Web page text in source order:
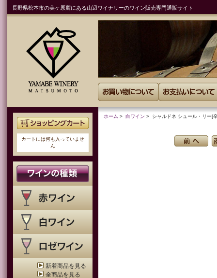
長野県松本市の美ヶ原麓にある山辺ワイナリーのワイン販売専門通販サイト
カートには何も入っていませ
ん
新着商品を見る
全商品を見る
ホーム > 白ワイン > シャルドネ シュール・リー[